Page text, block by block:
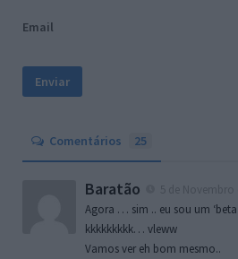
Email
Comentários 25
Baratão
Agora … sim .. eu sou um ‘beta
kkkkkkkkk… vleww
Vamos ver eh bom mesmo..